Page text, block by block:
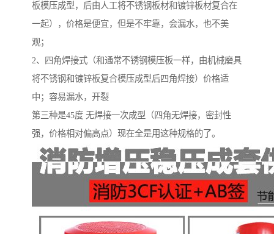
板模压成型，后由人工将不锈钢板材和镀锌板材复合在
一起），价格是便宜，但是不牢靠，会漏水，也不美
观；
2、四角焊接式（和通常不锈钢模压板一样，由机械磨具
将不锈钢和镀锌板复合模压成型后四角焊接）价格适
中；容易漏水，开裂
第三种是45度 无焊接一次成型（四角无焊接，密封性
强，价格相对偏高点）现在全是用这种规格的了。